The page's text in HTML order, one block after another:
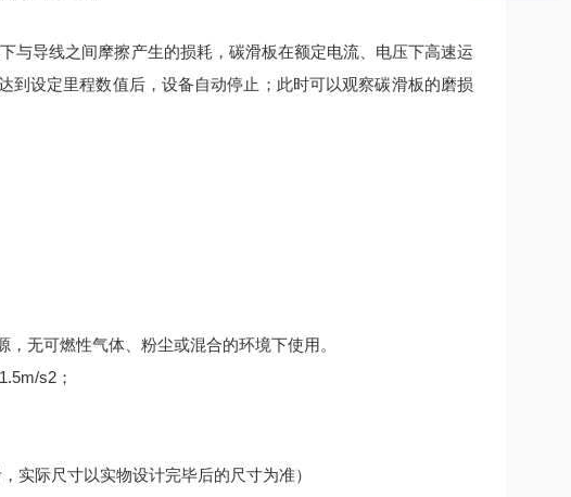
与导线之间摩擦产生的损耗，碳滑板在额定电流、电压下高速运
设定里程数值后，设备自动停止；此时可以观察碳滑板的磨损
无可燃性气体、粉尘或混合的环境下使用。
s2；
实际尺寸以实物设计完毕后的尺寸为准）